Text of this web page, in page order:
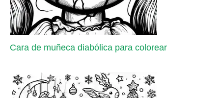
Cara de muñeca diabólica para colorear